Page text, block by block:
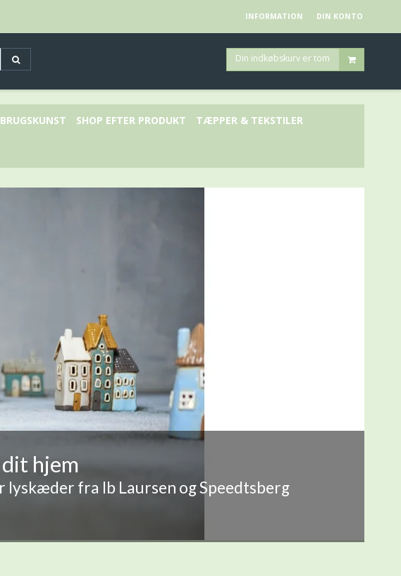
INFORMATION DIN KONTO
Din indkøbskurv er tom
SHOP EFTER PRODUKT TÆPPER & TEKSTILER
hjem
lyskæder fra Ib Laursen og Speedtsberg